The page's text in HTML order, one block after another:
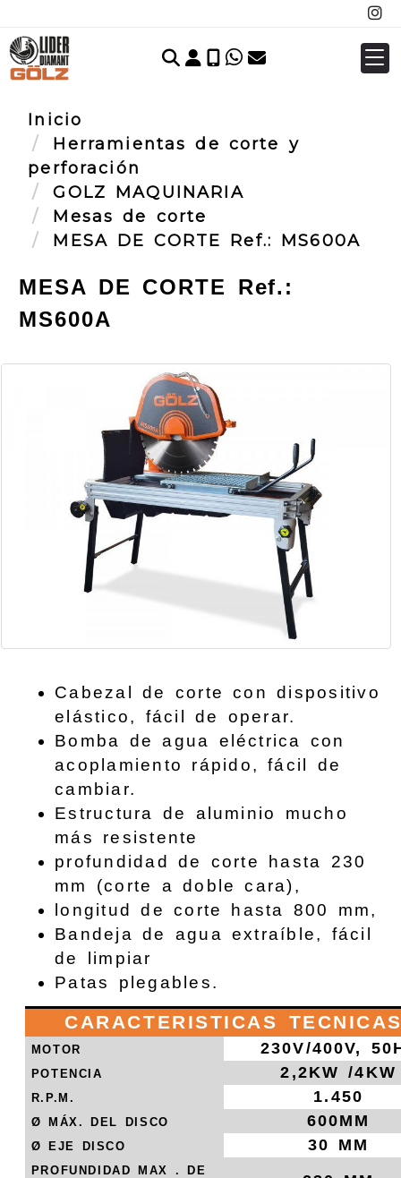
Identifícate
Inicio
Herramientas de corte y
perforación
GOLZ MAQUINARIA
Mesas de corte
MESA DE CORTE Ref.: MS600A
MESA DE CORTE Ref.:
MS600A
Cabezal de corte con dispositivo
elástico, fácil de operar.
Bomba de agua eléctrica con
acoplamiento rápido, fácil de
cambiar.
Estructura de aluminio mucho
más resistente
profundidad de corte hasta 230
mm (corte a doble cara),
longitud de corte hasta 800 mm,
Bandeja
de agua extraíble, fácil
de limpiar
Patas plegables.
CARACTERISTICAS
MOTOR 230V/400V,
POTENCIA 2,2KW /4KW
R.P.M. 1.450
Ø MÁX. DEL DISCO 600MM
Ø EJE DISCO 30 MM
PROFUNDIDAD MAX . DE